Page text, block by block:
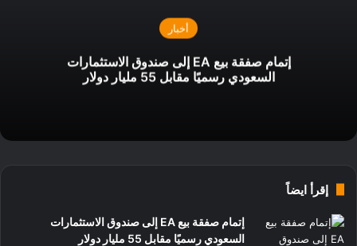
أخبار
إتمام صفقة بيع EA إلى صندوق الاستثمارات
السعودي رسميًا مقابل 55 مليار دولار
إقرأ ايضاً
إتمام صفقة بيع EA إلى صندوق الاستثمارات
السعودي رسميًا مقابل 55 مليار دولار